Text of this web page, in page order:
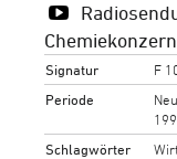
Signatur
F
Periode
Schlagwörter